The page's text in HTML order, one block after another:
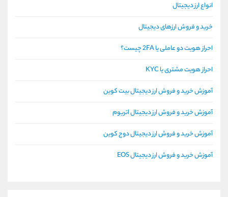
انواع ارز دیجیتال
خرید و فروش ارزهای دیجیتال
احراز هویت دو عاملی یا 2FA چیست؟
احراز هویت مشتری یا KYC
آموزش خرید و فروش ارز دیجیتال بیت کوین
آموزش خرید و فروش ارز دیجیتال اتریوم
آموزش خرید و فروش ارز دیجیتال دوج کوین
آموزش خرید و فروش ارز دیجیتال EOS